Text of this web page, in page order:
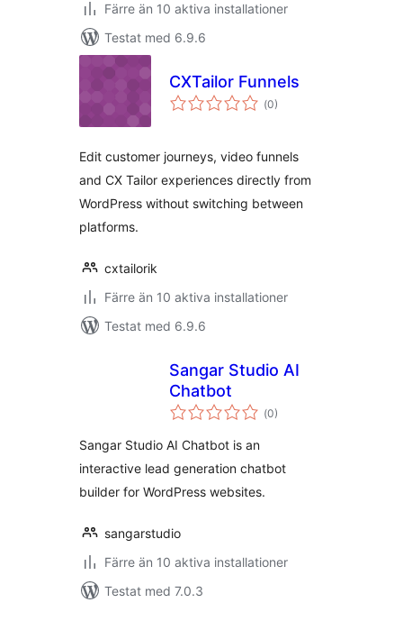
Färre än 10 aktiva installationer
Testat med 6.9.6
CXTailor Funnels
(Totalt
antal
0)
Edit customer journeys, video funnels
and CX Tailor experiences directly from
WordPress without switching between
platforms.
cxtailorik
Färre än 10 aktiva installationer
Testat med 6.9.6
Sangar Studio AI
Chatbot
(Totalt
antal
0)
Sangar Studio AI Chatbot is an
interactive lead generation chatbot
builder for WordPress websites.
sangarstudio
Färre än 10 aktiva installationer
Testat med 7.0.3